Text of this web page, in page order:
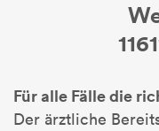
Für alle Fälle die
Der ärztliche